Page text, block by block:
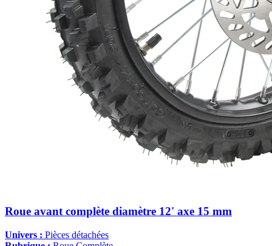
Roue avant complète diamètre 12' axe 15 mm
Univers : Pièces détachées